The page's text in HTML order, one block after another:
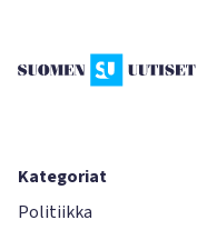
Kategoriat
Politiikka